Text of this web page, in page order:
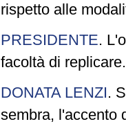
rispetto alle
PRESIDENTE.
facoltà di replicare.
DONATA LENZI.
sembra, l'accento